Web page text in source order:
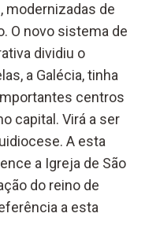
modernizadas de
O novo sistema de
dividiu o
a Galécia, tinha
centros
capital. Virá a ser
A esta
a Igreja de São
do reino de
a esta